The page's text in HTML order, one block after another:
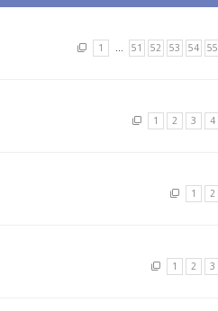
1 … 51 52 53 54 55
1 2 3 4
1 2
1 2 3